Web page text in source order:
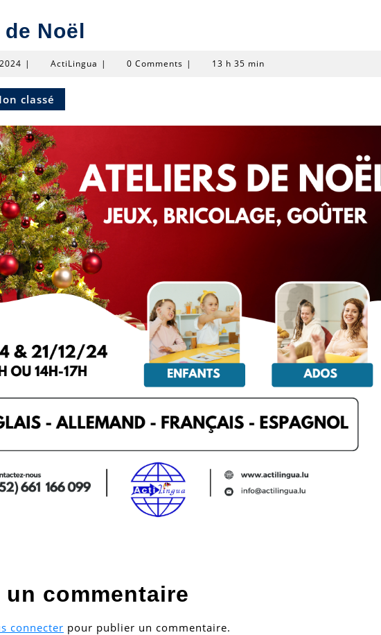
Noël
19
2024
| ActiLingua ActiLingua
| 0 Comments | 13 h 35 min
classé
un commentaire
connecter pour publier un commentaire.